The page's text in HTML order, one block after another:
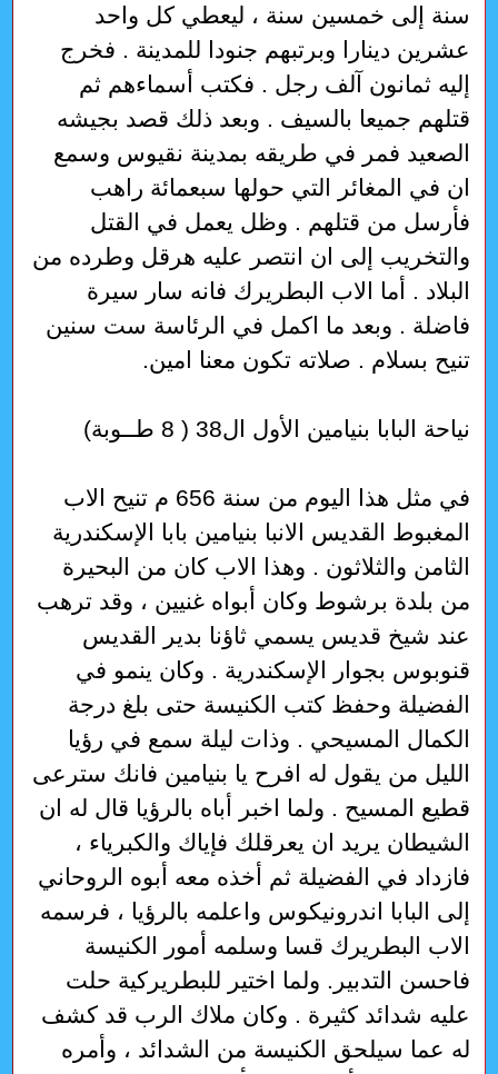
سنة إلى خمسين سنة ، ليعطي كل واحد
عشرين دينارا وبرتبهم جنودا للمدينة . فخرج
إليه ثمانون آلف رجل . فكتب أسماءهم ثم
قتلهم جميعا بالسيف . وبعد ذلك قصد بجيشه
الصعيد فمر في طريقه بمدينة نقيوس وسمع
ان في المغائر التي حولها سبعمائة راهب
فأرسل من قتلهم . وظل يعمل في القتل
والتخريب إلى ان انتصر عليه هرقل وطرده من
البلاد . أما الاب البطريرك فانه سار سيرة
فاضلة . وبعد ما اكمل في الرئاسة ست سنين
تنيح بسلام . صلاته تكون معنا امين.
نياحة البابا بنيامين الأول ال38 ( 8 طــوبة)
في مثل هذا اليوم من سنة 656 م تنيح الاب
المغبوط القديس الانبا بنيامين بابا الإسكندرية
الثامن والثلاثون . وهذا الاب كان من البحيرة
من بلدة برشوط وكان أبواه غنيين ، وقد ترهب
عند شيخ قديس يسمي ثاؤنا بدير القديس
قنوبوس بجوار الإسكندرية . وكان ينمو في
الفضيلة وحفظ كتب الكنيسة حتى بلغ درجة
الكمال المسيحي . وذات ليلة سمع في رؤيا
الليل من يقول له افرح يا بنيامين فانك سترعى
قطيع المسيح . ولما اخبر أباه بالرؤيا قال له ان
الشيطان يريد ان يعرقلك فإياك والكبرياء ،
فازداد في الفضيلة ثم أخذه معه أبوه الروحاني
إلى البابا اندرونيكوس واعلمه بالرؤيا ، فرسمه
الاب البطريرك قسا وسلمه أمور الكنيسة
فاحسن التدبير. ولما اختير للبطريركية حلت
عليه شدائد كثيرة . وكان ملاك الرب قد كشف
له عما سيلحق الكنيسة من الشدائد ، وأمره